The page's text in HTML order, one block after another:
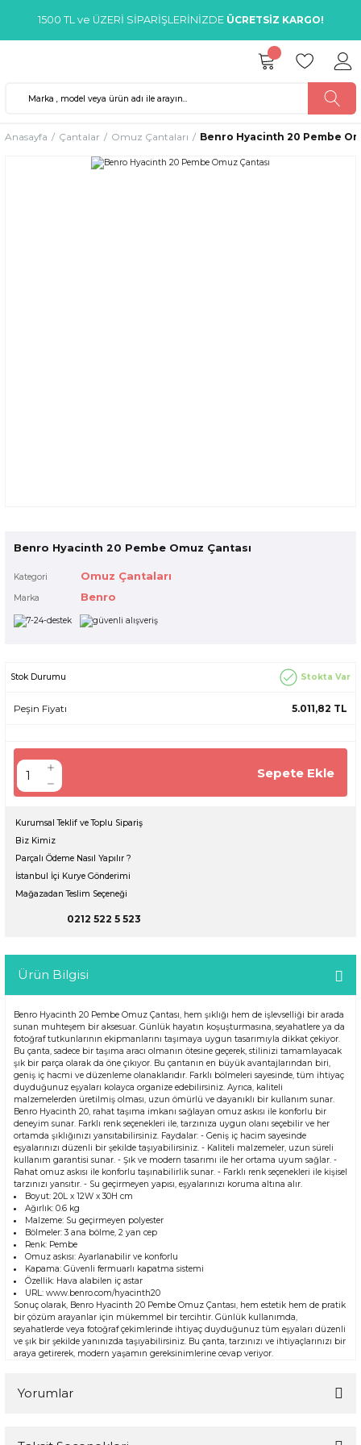
1500 TL ve ÜZERİ SİPARİŞLERİNİZDE ÜCRETSİZ KARGO!
Anasayfa Çantalar Omuz Çantaları Benro Hyacinth 20 Pembe
Benro Hyacinth 20 Pembe Omuz Çantası
Kategori Omuz Çantaları
Marka Benro
Stok Durumu Stokta Var
Peşin Fiyatı 5.011,82 TL
Sepete Ekle
Kurumsal Teklif ve Toplu Sipariş
Biz Kimiz
Parçalı Ödeme Nasıl Yapılır ?
İstanbul İçi Kurye Gönderimi
Mağazadan Teslim Seçeneği
0212 522 5 523
Ürün Bilgisi
Benro Hyacinth 20 Pembe Omuz Çantası, hem şıklığı hem de işlevselliği bir arada
sunan muhteşem bir aksesuar. Günlük hayatın koşuşturmasına, seyahatlere ya da
fotoğraf tutkunlarının ekipmanlarını taşımaya uygun tasarımıyla dikkat çekiyor.
Bu çanta, sadece bir taşıma aracı olmanın ötesine geçerek, stilinizi tamamlayacak
şık bir parça olarak da öne çıkıyor. Bu çantanın en büyük avantajlarından biri,
geniş iç hacmi ve düzenleme olanaklarıdır. Farklı bölmeleri sayesinde, tüm ihtiyaç
duyduğunuz eşyaları kolayca organize edebilirsiniz. Ayrıca, kaliteli
malzemelerden üretilmiş olması, uzun ömürlü ve dayanıklı bir kullanım sunar.
Benro Hyacinth 20, rahat taşıma imkanı sağlayan omuz askısı ile konforlu bir
deneyim sunar. Farklı renk seçenekleri ile, tarzınıza uygun olanı seçebilir ve her
ortamda şıklığınızı yansıtabilirsiniz. Faydalar: - Geniş iç hacim sayesinde
eşyalarınızı düzenli bir şekilde taşıyabilirsiniz. - Kaliteli malzemeler, uzun süreli
kullanım garantisi sunar. - Şık ve modern tasarımı ile her ortama uyum sağlar. -
Rahat omuz askısı ile konforlu taşınabilirlik sunar. - Farklı renk seçenekleri ile kişisel
tarzınızı yansıtır. - Su geçirmeyen yapısı, eşyalarınızı koruma altına alır.
Boyut: 20L x 12W x 30H cm
Ağırlık: 0.6 kg
Malzeme: Su geçirmeyen polyester
Bölmeler: 3 ana bölme, 2 yan cep
Renk: Pembe
Omuz askısı: Ayarlanabilir ve konforlu
Kapama: Güvenli fermuarlı kapatma sistemi
Özellik: Hava alabilen iç astar
URL: www.benro.com/hyacinth20
Sonuç olarak, Benro Hyacinth 20 Pembe Omuz Çantası, hem estetik hem de pratik
bir çözüm arayanlar için mükemmel bir tercihtir. Günlük kullanımda,
seyahatlerde veya fotoğraf çekimlerinde ihtiyaç duyduğunuz tüm eşyaları düzenli
ve şık bir şekilde yanınızda taşıyabilirsiniz. Bu çanta, tarzınızı ve ihtiyaçlarınızı bir
araya getirerek, modern yaşamın gereksinimlerine cevap veriyor.
Yorumlar